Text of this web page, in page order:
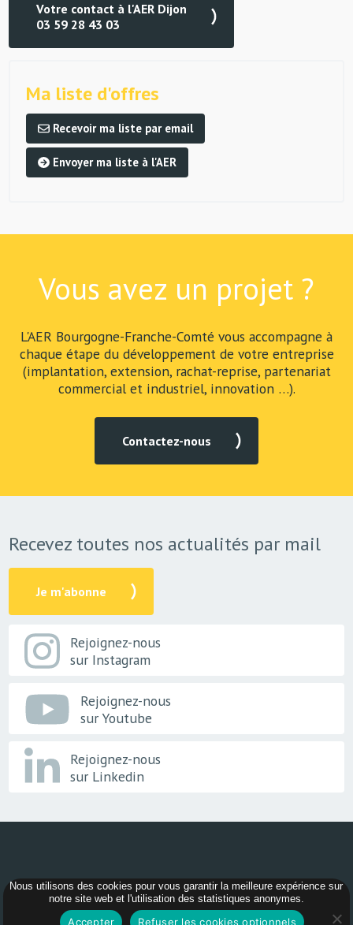
Votre contact à l'AER Dijon
03 59 28 43 03
Ma liste d'offres
Recevoir ma liste par email
Envoyer ma liste à l'AER
Vous avez un projet ?
L'AER Bourgogne-Franche-Comté vous accompagne à
chaque étape du développement de votre entreprise
(implantation, extension, rachat-reprise, partenariat
commercial et industriel, innovation …).
Contactez-nous
Recevez toutes nos actualités par mail
Je m'abonne
Rejoignez-nous
sur Instagram
Rejoignez-nous
sur Youtube
Rejoignez-nous
sur Linkedin
© 2026 - AER Bourgogne-Franche-Comté
Nous utilisons des cookies pour vous garantir la meilleure expérience sur
notre site web et l'utilisation des statistiques anonymes.
Accepter Refuser les cookies optionnels